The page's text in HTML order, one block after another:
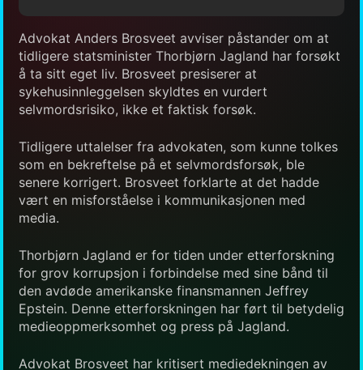
Advokat Anders Brosveet avviser påstander om at
tidligere statsminister Thorbjørn Jagland har forsøkt
å ta sitt eget liv. Brosveet presiserer at
sykehusinnleggelsen skyldtes en vurdert
selvmordsrisiko, ikke et faktisk forsøk.
Tidligere uttalelser fra advokaten, som kunne tolkes
som en bekreftelse på et selvmordsforsøk, ble
senere korrigert. Brosveet forklarte at det hadde
vært en misforståelse i kommunikasjonen med
media.
Thorbjørn Jagland er for tiden under etterforskning
for grov korrupsjon i forbindelse med sine bånd til
den avdøde amerikanske finansmannen Jeffrey
Epstein. Denne etterforskningen har ført til betydelig
medieoppmerksomhet og press på Jagland.
Advokat Brosveet har kritisert mediedekningen av